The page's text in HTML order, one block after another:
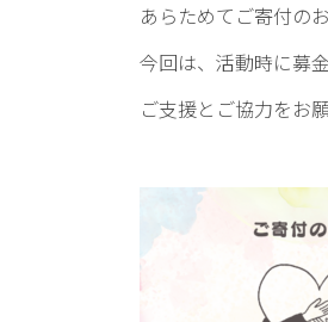
あらためてご寄付の
今回は、活動時に募
ご支援とご協力をお